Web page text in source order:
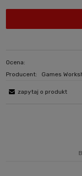
Ocena:
Producent:
Games
zapytaj o produkt